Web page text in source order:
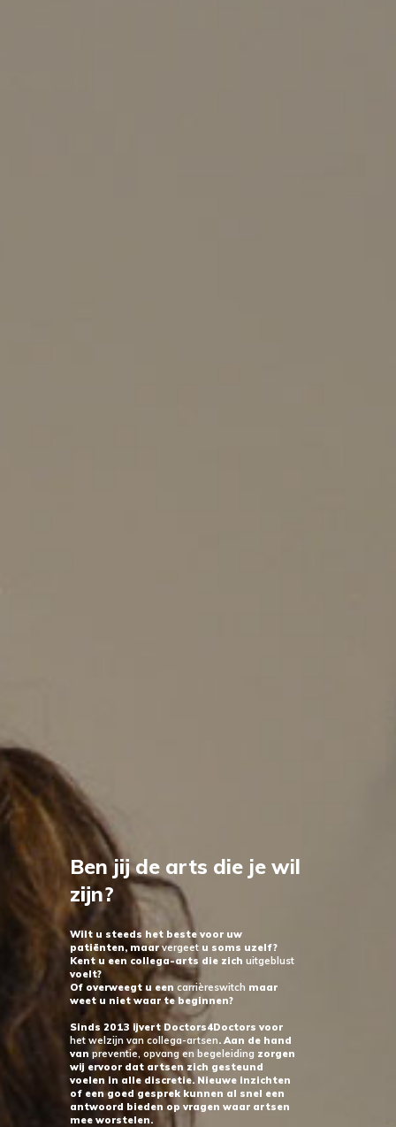
Ben jij de arts die je wil
zijn?
Wilt u steeds het beste voor uw
patiënten, maarvergeet u soms uzelf?
Kent u een collega-arts die zich uitgeblust
voelt?
Of overweegt u een carrièreswitch maar
weet u niet waar te beginnen?
Sinds 2013 ijvert Doctors4Doctors voor
het welzijn van collega-artsen. Aan de hand
van preventie, opvang en begeleiding zorgen
wij ervoor dat artsen zich gesteund
voelen in alle discretie. Nieuwe inzichten
of een goed gesprek kunnen al snel een
antwoord bieden op vragen waar artsen
mee worstelen.